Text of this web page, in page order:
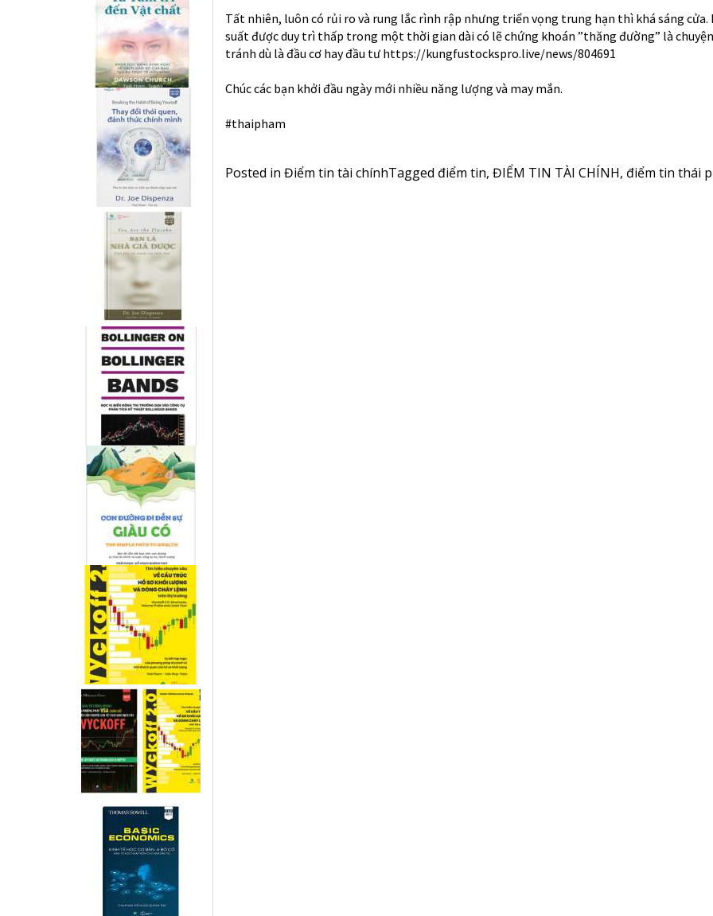
Tất nhiên, luôn có rủi ro và rung lắc rình rập nhưng triển vọng trung hạn thì khá sáng cửa.
suất được duy trì thấp trong một thời gian dài có lẽ chứng khoán ”thăng đường” là
tránh dù là đầu cơ hay đầu tư https://kungfustockspro.live/news/804691
Chúc các bạn khởi đầu ngày mới nhiều năng lượng và may mắn.
#thaipham
Posted in Điểm tin tài chínhTagged điểm tin, ĐIỂM TIN TÀI CHÍNH, điểm tin thái